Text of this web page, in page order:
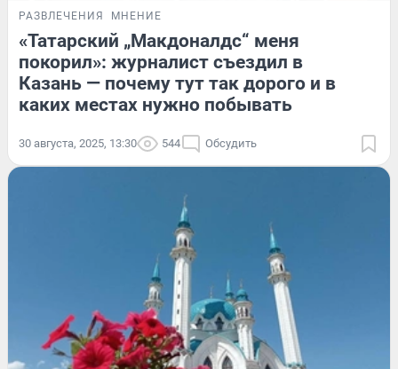
РАЗВЛЕЧЕНИЯ МНЕНИЕ
«Татарский „Макдоналдс“ меня
покорил»: журналист съездил в
Казань — почему тут так дорого и в
каких местах нужно побывать
30 августа, 2025, 13:30 544 Обсудить